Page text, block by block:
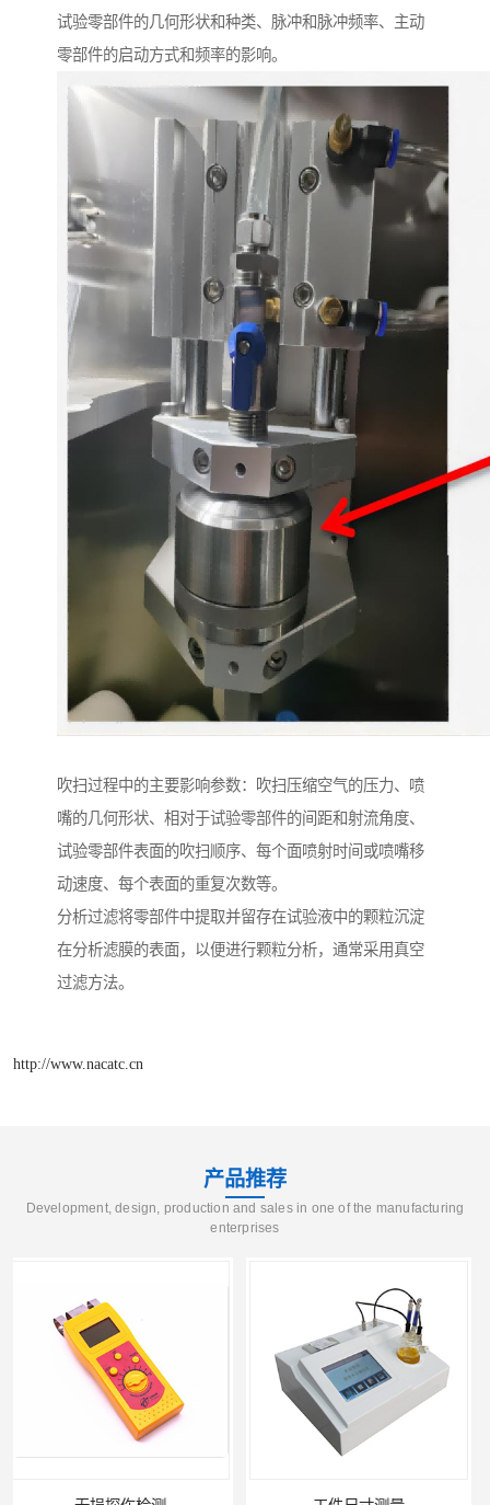
试验零部件的几何形状和种类、脉冲和脉冲频率、主动
零部件的启动方式和频率的影响。
吹扫过程中的主要影响参数：吹扫压缩空气的压力、喷
嘴的几何形状、相对于试验零部件的间距和射流角度、
试验零部件表面的吹扫顺序、每个面喷射时间或喷嘴移
动速度、每个表面的重复次数等。
分析过滤将零部件中提取并留存在试验液中的颗粒沉淀
在分析滤膜的表面，以便进行颗粒分析，通常采用真空
过滤方法。
http://www.nacatc.cn
产品推荐
Development, design, production and sales in one of the manufacturing
enterprises